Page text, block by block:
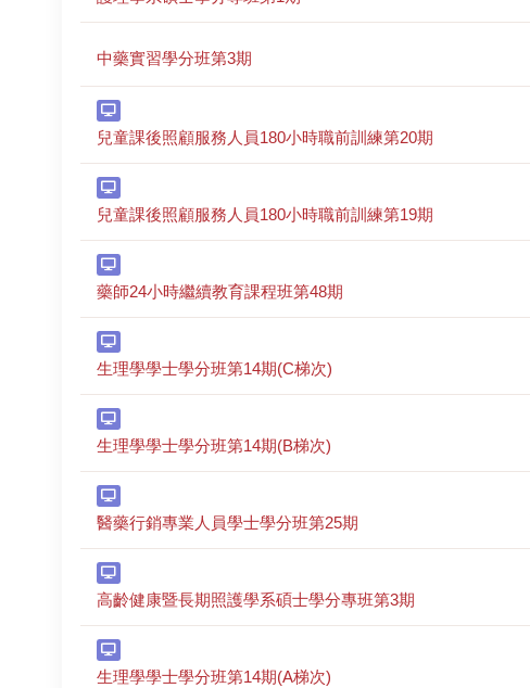
中藥實習學分班第3期
兒童課後照顧服務人員180小時職前訓練第20期
兒童課後照顧服務人員180小時職前訓練第19期
藥師24小時繼續教育課程班第48期
生理學學士學分班第14期(C梯次)
生理學學士學分班第14期(B梯次)
醫藥行銷專業人員學士學分班第25期
高齡健康暨長期照護學系碩士學分專班第3期
生理學學士學分班第14期(A梯次)